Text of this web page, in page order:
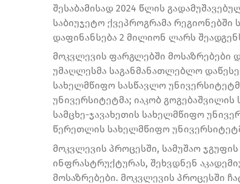
შესაბამისად 2024 წლის
საბიუჯეტო ქვეპროგრამა
დაფინანსება 2 მილიონ ლარს
მოკვლევის ფარგლებში მოსაზრებები
უმაღლესმა საგანმანათლებლო
სახელმწიფო სასწავლო
უნივერსიტეტმა; იაკობ
სამცხე-ჯავახეთის სახელმწიფო
წერეთლის სახელმწიფო
მოკვლევის პროცესში, სამუშაო
ინფრასტრუქტურას, შეხვდნენ
მოსაზრებები. მოკვლევის პროცესში